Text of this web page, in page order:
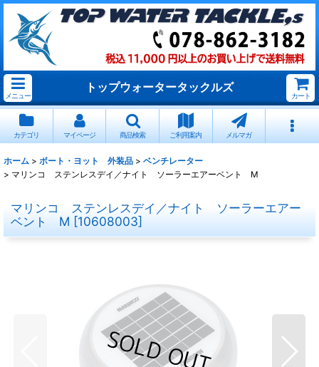
メニュー
トップウォータータックルズ
カート
カテゴリ マイページ 商品検索 ご利用案内 メルマガ
ホーム > ボート・ヨット 外装品 > ベンチレーター
> マリンコ ステンレスデイ／ナイト ソーラーエアーベント M
マリンコ ステンレスデイ／ナイト ソーラーエアー
ベント M [10608003]